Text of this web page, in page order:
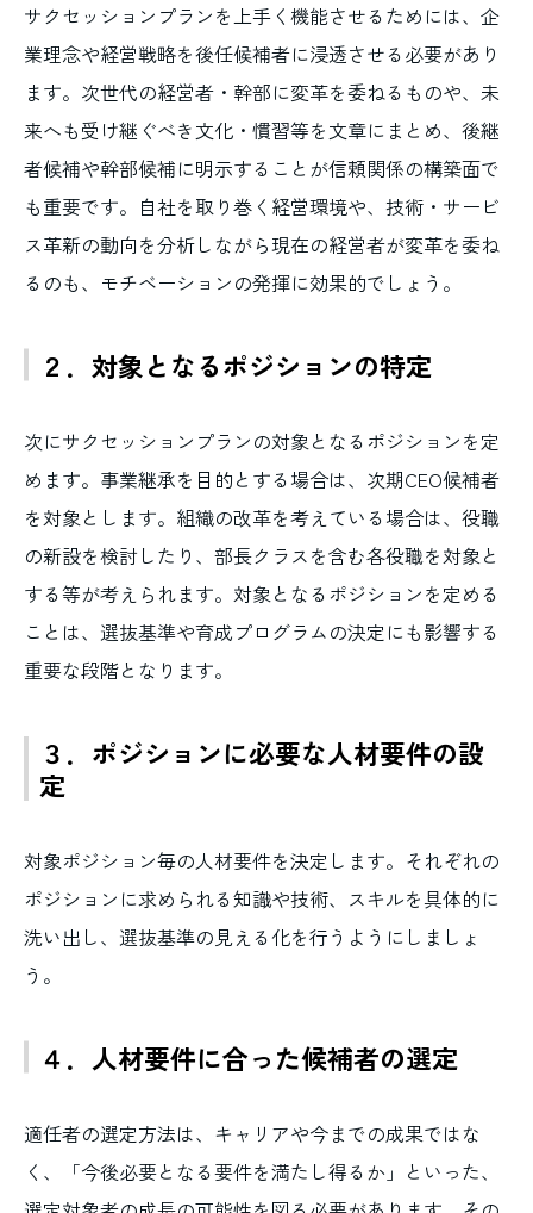
サクセッションプランを上手く機能させるためには、企
業理念や経営戦略を後任候補者に浸透させる必要があり
ます。次世代の経営者・幹部に変革を委ねるものや、未
来へも受け継ぐべき文化・慣習等を文章にまとめ、後継
者候補や幹部候補に明示することが信頼関係の構築面で
も重要です。自社を取り巻く経営環境や、技術・サービ
ス革新の動向を分析しながら現在の経営者が変革を委ね
るのも、モチベーションの発揮に効果的でしょう。
２．対象となるポジションの特定
次にサクセッションプランの対象となるポジションを定
めます。事業継承を目的とする場合は、次期CEO候補者
を対象とします。組織の改革を考えている場合は、役職
の新設を検討したり、部長クラスを含む各役職を対象と
する等が考えられます。対象となるポジションを定める
ことは、選抜基準や育成プログラムの決定にも影響する
重要な段階となります。
３．ポジションに必要な人材要件の設
定
対象ポジション毎の人材要件を決定します。それぞれの
ポジションに求められる知識や技術、スキルを具体的に
洗い出し、選抜基準の見える化を行うようにしましょ
う。
４．人材要件に合った候補者の選定
適任者の選定方法は、キャリアや今までの成果ではな
く、「今後必要となる要件を満たし得るか」といった、